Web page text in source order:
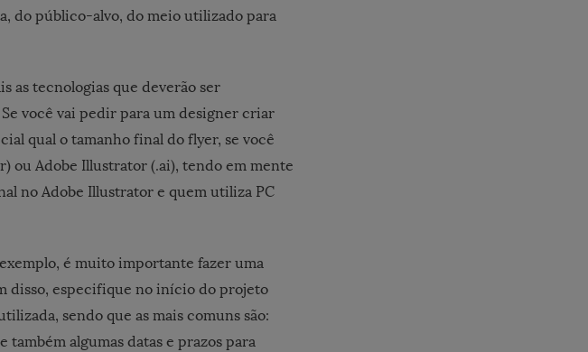
do público-alvo, do meio utilizado para
as tecnologias que deverão ser
você vai pedir para um designer criar
qual o tamanho final do flyer, se você
ou Adobe Illustrator (.ai), tendo em mente
no Adobe Illustrator e quem utiliza PC
é muito importante fazer uma
disso, especifique no início do projeto
sendo que as mais comuns são:
algumas datas e prazos para